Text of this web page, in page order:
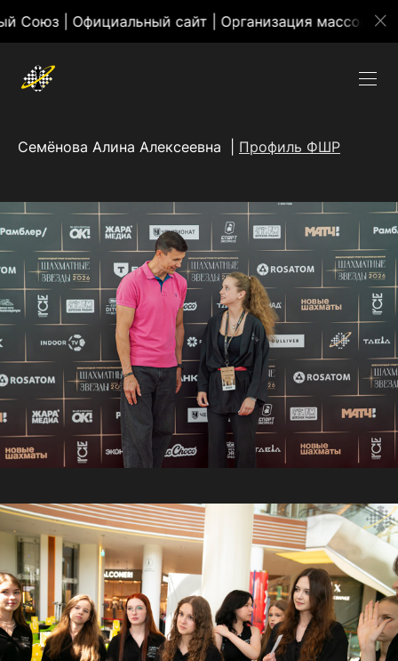
сайт | Организация массовых мероприятий
Семёнова Алина Алексеевна | Профиль ФШР